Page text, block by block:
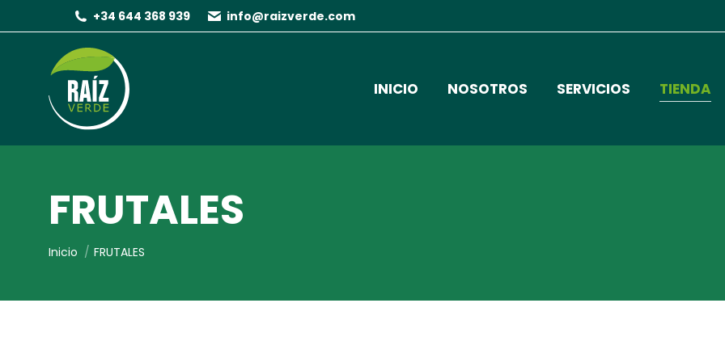
+34 644 368 939 info@raizverde.com
INICIO NOSOTROS SERVICIOS TIENDA
FRUTALES
Estás aquí:
Inicio FRUTALES